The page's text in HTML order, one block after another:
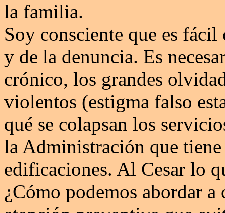
la familia.
Soy consciente que es
y de la denuncia. Es
crónico, los grandes
violentos (estigma falso
qué se colapsan los
la Administración que
edificaciones. Al Cesar lo
¿Cómo podemos abordar